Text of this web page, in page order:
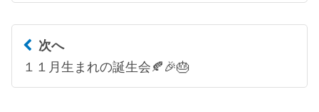
次へ
１１月生まれの誕生会🍂🎉🎂